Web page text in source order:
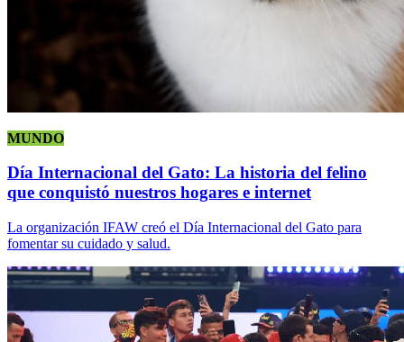
MUNDO
Día Internacional del Gato: La historia del felino
que conquistó nuestros hogares e internet
La organización IFAW creó el Día Internacional del Gato para
fomentar su cuidado y salud.